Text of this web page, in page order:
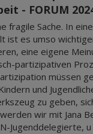
- FORUM
fragile Sache. In
ist es umso
eine eigene
partizipativen
müssen
und
zu geben,
wir mit Jana
Jugenddelegierte, u